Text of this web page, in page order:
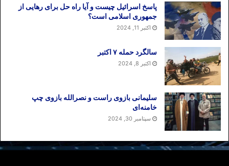
پاسخ اسرائیل چیست و آیا راه حل برای رهایی از
جمهوری اسلامی است؟
اکتبر 11, 2024
سالگرد حمله ۷ اکتبر
اکتبر 8, 2024
سلیمانی بازوی راست و نصرالله بازوی چپ
خامنه‌ای
سپتامبر 30, 2024